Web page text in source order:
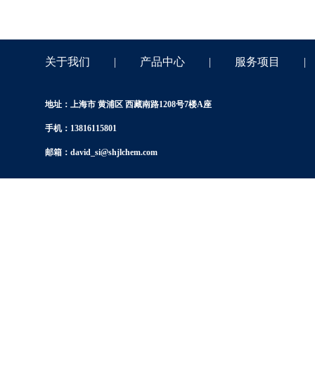
关于我们 | 产品中心 | 服务项目 |
地址：上海市 黄浦区 西藏南路1208号7楼A座
手机：13816115801
邮箱：david_si@shjlchem.com